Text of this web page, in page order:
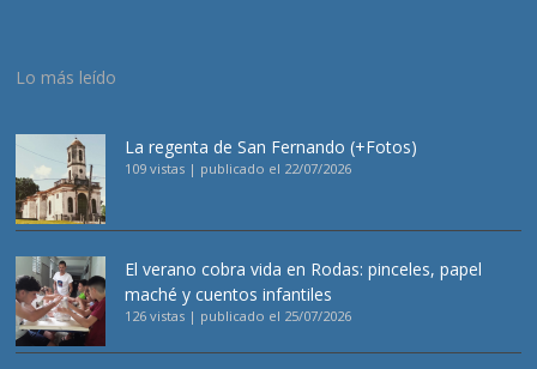
Lo más leído
La regenta de San Fernando (+Fotos)
109 vistas | publicado el 22/07/2026
El verano cobra vida en Rodas: pinceles, papel
maché y cuentos infantiles
126 vistas | publicado el 25/07/2026